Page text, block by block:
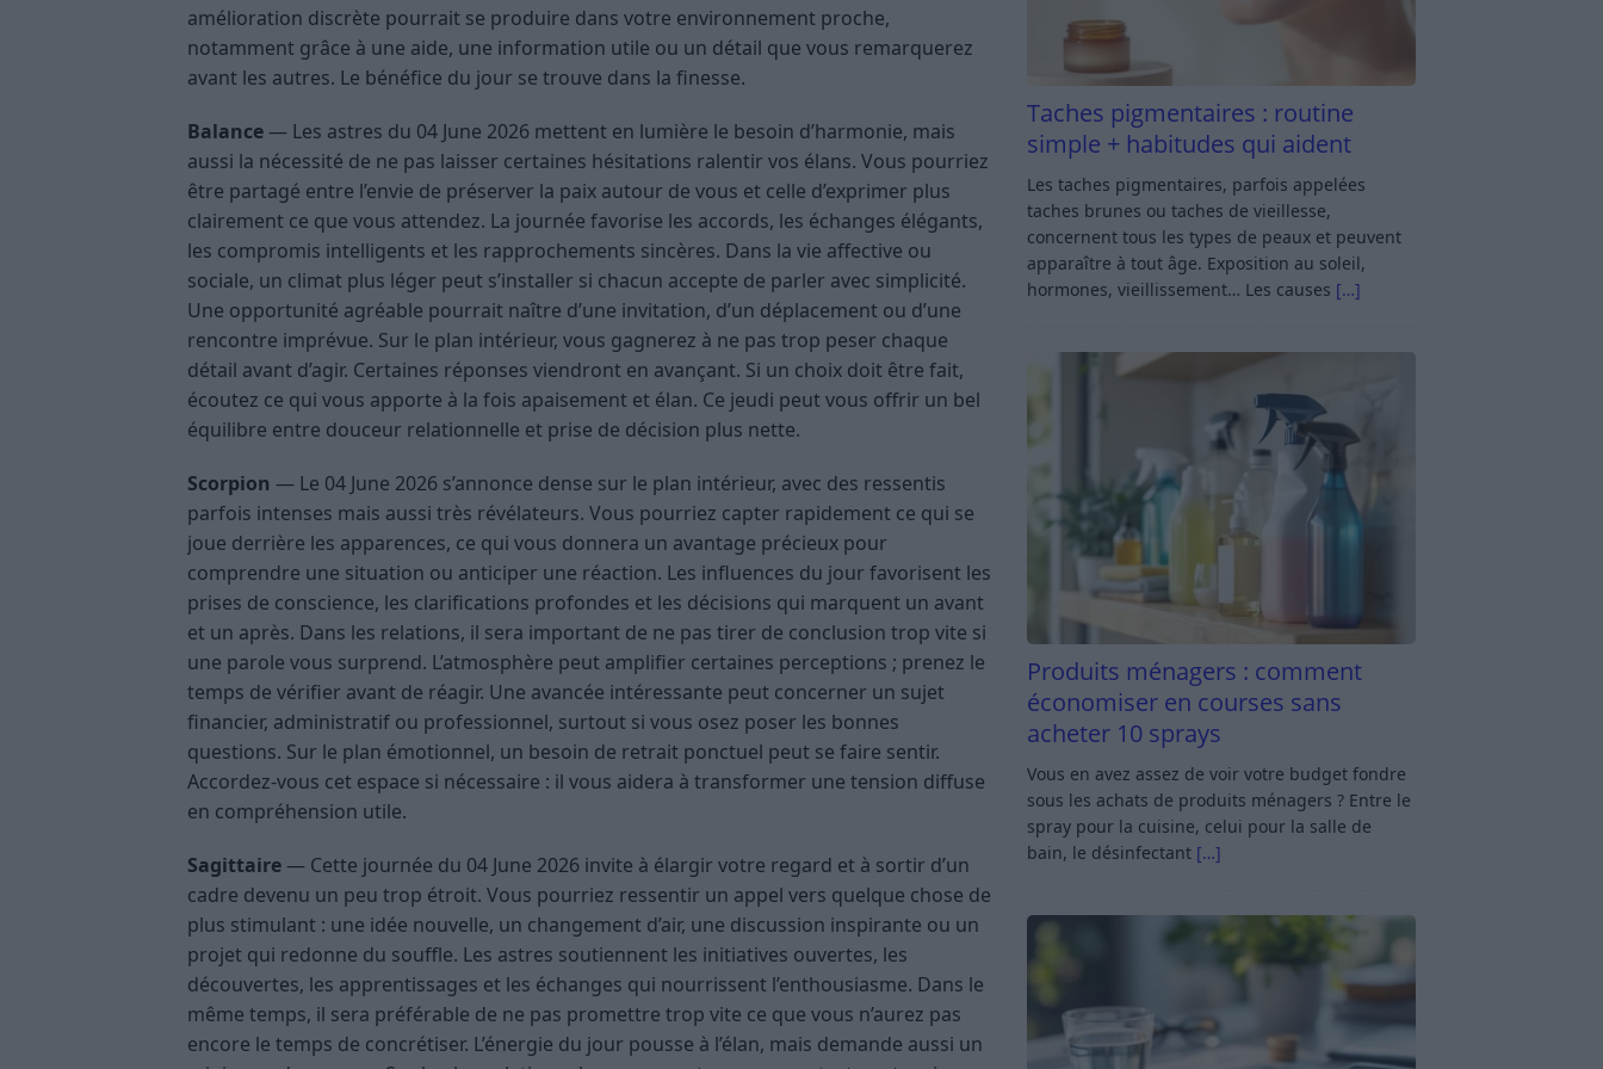
amélioration discrète pourrait se produire dans votre environnement proche,
notamment grâce à une aide, une information utile ou un détail que vous remarquerez
avant les autres. Le bénéfice du jour se trouve dans la finesse.
Balance — Les astres du 04 June 2026 mettent en lumière le besoin d’harmonie, mais
aussi la nécessité de ne pas laisser certaines hésitations ralentir vos élans. Vous pourriez
être partagé entre l’envie de préserver la paix autour de vous et celle d’exprimer plus
clairement ce que vous attendez. La journée favorise les accords, les échanges élégants,
les compromis intelligents et les rapprochements sincères. Dans la vie affective ou
sociale, un climat plus léger peut s’installer si chacun accepte de parler avec simplicité.
Une opportunité agréable pourrait naître d’une invitation, d’un déplacement ou d’une
rencontre imprévue. Sur le plan intérieur, vous gagnerez à ne pas trop peser chaque
détail avant d’agir. Certaines réponses viendront en avançant. Si un choix doit être fait,
écoutez ce qui vous apporte à la fois apaisement et élan. Ce jeudi peut vous offrir un bel
équilibre entre douceur relationnelle et prise de décision plus nette.
Scorpion — Le 04 June 2026 s’annonce dense sur le plan intérieur, avec des ressentis
parfois intenses mais aussi très révélateurs. Vous pourriez capter rapidement ce qui se
joue derrière les apparences, ce qui vous donnera un avantage précieux pour
comprendre une situation ou anticiper une réaction. Les influences du jour favorisent les
prises de conscience, les clarifications profondes et les décisions qui marquent un avant
et un après. Dans les relations, il sera important de ne pas tirer de conclusion trop vite si
une parole vous surprend. L’atmosphère peut amplifier certaines perceptions ; prenez le
temps de vérifier avant de réagir. Une avancée intéressante peut concerner un sujet
financier, administratif ou professionnel, surtout si vous osez poser les bonnes
questions. Sur le plan émotionnel, un besoin de retrait ponctuel peut se faire sentir.
Accordez-vous cet espace si nécessaire : il vous aidera à transformer une tension diffuse
en compréhension utile.
Sagittaire — Cette journée du 04 June 2026 invite à élargir votre regard et à sortir d’un
cadre devenu un peu trop étroit. Vous pourriez ressentir un appel vers quelque chose de
plus stimulant : une idée nouvelle, un changement d’air, une discussion inspirante ou un
projet qui redonne du souffle. Les astres soutiennent les initiatives ouvertes, les
découvertes, les apprentissages et les échanges qui nourrissent l’enthousiasme. Dans le
même temps, il sera préférable de ne pas promettre trop vite ce que vous n’aurez pas
encore le temps de concrétiser. L’énergie du jour pousse à l’élan, mais demande aussi un
Taches pigmentaires : routine
simple + habitudes qui aident
Les taches pigmentaires, parfois appelées
taches brunes ou taches de vieillesse,
concernent tous les types de peaux et peuvent
apparaître à tout âge. Exposition au soleil,
hormones, vieillissement… Les causes […]
Produits ménagers : comment
économiser en courses sans
acheter 10 sprays
Vous en avez assez de voir votre budget fondre
sous les achats de produits ménagers ? Entre le
spray pour la cuisine, celui pour la salle de
bain, le désinfectant […]